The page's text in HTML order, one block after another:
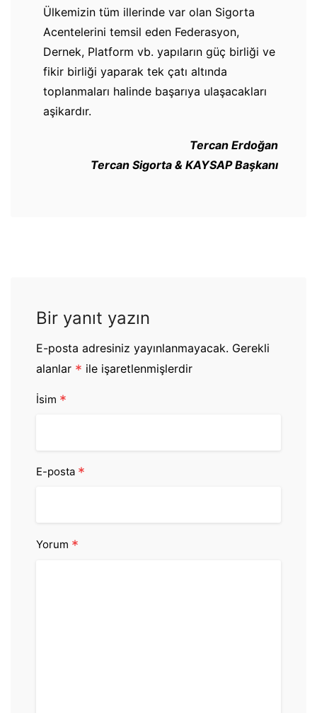
Ülkemizin tüm illerinde var olan Sigorta
Acentelerini temsil eden Federasyon,
Dernek, Platform vb. yapıların güç birliği ve
fikir birliği yaparak tek çatı altında
toplanmaları halinde başarıya ulaşacakları
aşikardır.
Tercan Erdoğan
Tercan Sigorta & KAYSAP Başkanı
Bir yanıt yazın
E-posta adresiniz yayınlanmayacak. Gerekli
alanlar * ile işaretlenmişlerdir
İsim *
E-posta *
Yorum *